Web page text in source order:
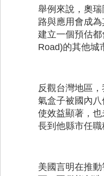
舉例來說，奧
路與應用會成
建立一個預估
Road)的其他城
反觀台灣地區
氣盒子被國內
使效益顯著，
長到他縣市任職
美國言明在推